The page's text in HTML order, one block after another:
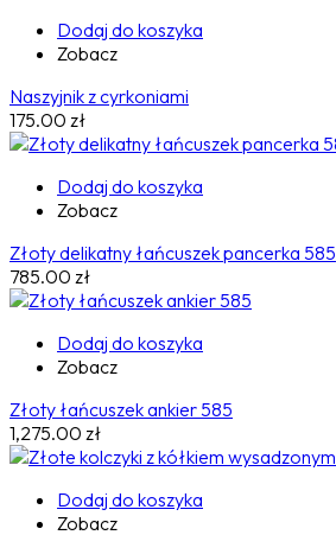
Dodaj do koszyka
Zobacz
Naszyjnik z cyrkoniami
175.00 zł
Dodaj do koszyka
Zobacz
Złoty delikatny łańcuszek pancerka 585
785.00 zł
Dodaj do koszyka
Zobacz
Złoty łańcuszek ankier 585
1,275.00 zł
Dodaj do koszyka
Zobacz